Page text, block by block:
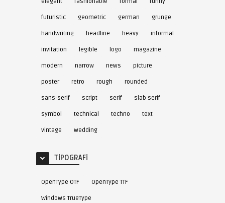
futuristic geometric german grunge
handwriting headline heavy informal
invitation legible logo magazine
modern narrow news picture
poster retro rough rounded
sans-serif script serif slab serif
symbol technical techno text
vintage wedding
TIPOGRAFI
OpenType OTF OpenType TTF
Windows TrueType